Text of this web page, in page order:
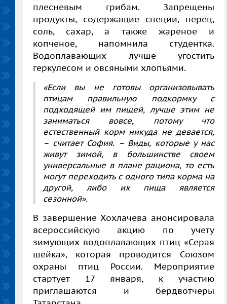
плесневым грибам. Запрещены
продукты, содержащие специи, перец,
соль, сахар, а также жареное и
копченое, напомнила студентка.
Водоплавающих лучше угостить
геркулесом и овсяными хлопьями.
«Если вы не готовы организовывать
птицам правильную подкормку с
подходящей им пищей, лучше этим не
заниматься вовсе, потому что
естественный корм никуда не девается,
– считает София. – Виды, которые у нас
живут зимой, в большинстве своем
универсальные в плане рациона, то есть
могут переходить с одного типа корма на
другой, либо их пища является
сезонной».
В завершение Хохлачева анонсировала
всероссийскую акцию по учету
зимующих водоплавающих птиц «Серая
шейка», которая проводится Союзом
охраны птиц России. Мероприятие
стартует 17 января, к участию
приглашаются и бердвотчеры